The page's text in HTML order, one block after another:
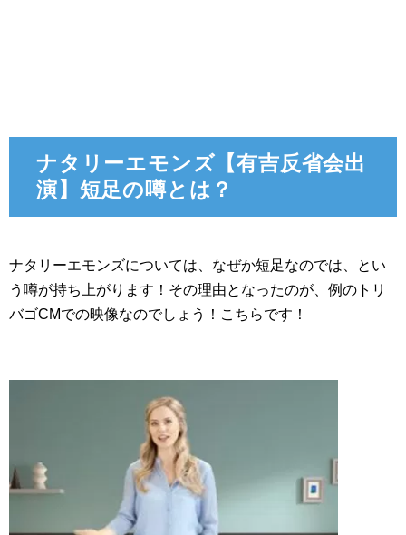
ナタリーエモンズ【有吉反省会出
演】短足の噂とは？
ナタリーエモンズについては、なぜか短足なのでは、とい
う噂が持ち上がります！その理由となったのが、例のトリ
バゴCMでの映像なのでしょう！こちらです！